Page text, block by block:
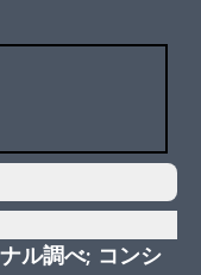
ル調べ; コンシ